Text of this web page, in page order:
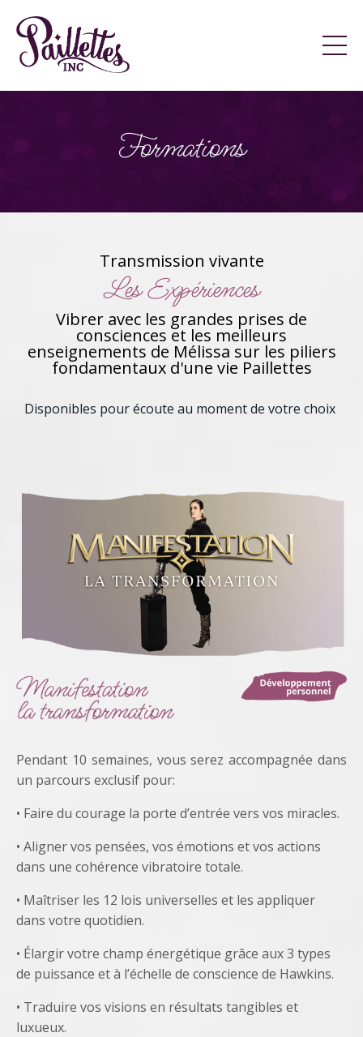
Formations
Transmission vivante
Les Expériences
Vibrer avec les grandes prises de
consciences et les meilleurs
enseignements de Mélissa sur les piliers
fondamentaux d'une vie Paillettes
Disponibles pour écoute au moment de votre choix
Pendant 10 semaines, vous serez accompagnée dans
un parcours exclusif pour:
• Faire du courage la porte d’entrée vers vos miracles.
• Aligner vos pensées, vos émotions et vos actions
dans une cohérence vibratoire totale.
• Maîtriser les 12 lois universelles et les appliquer
dans votre quotidien.
• Élargir votre champ énergétique grâce aux 3 types
de puissance et à l’échelle de conscience de Hawkins.
• Traduire vos visions en résultats tangibles et
luxueux.